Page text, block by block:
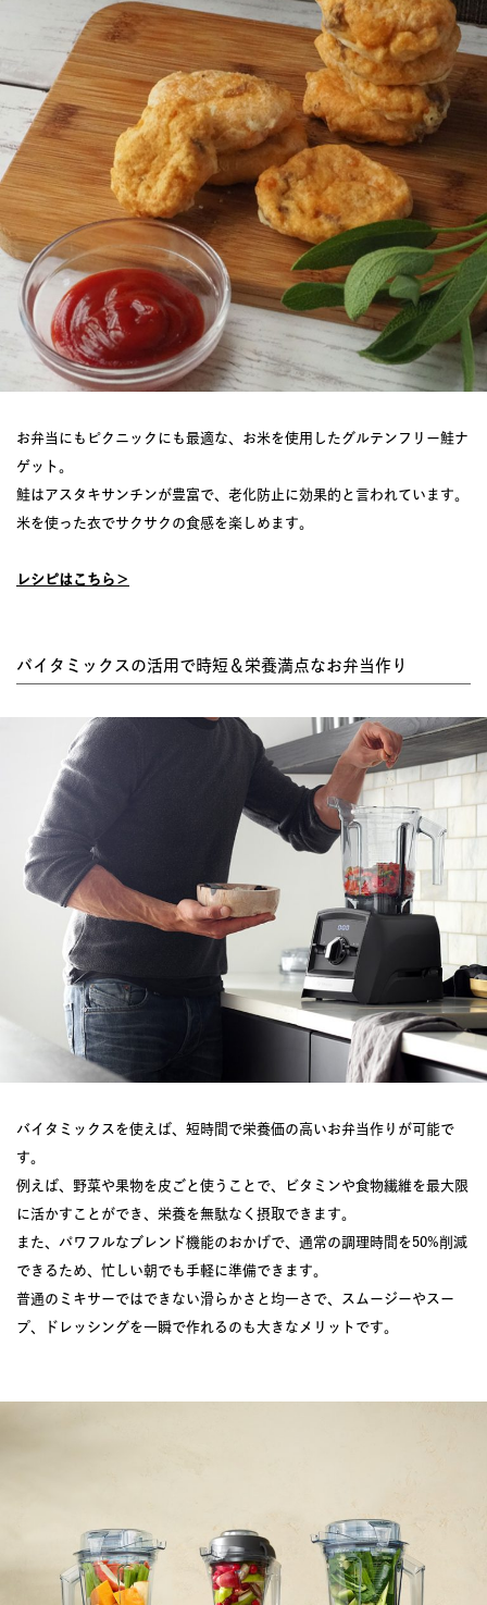
お弁当にもピクニックにも最適な、お米を使用したグルテンフリー鮭ナ
ゲット。
鮭はアスタキサンチンが豊富で、老化防止に効果的と言われています。
米を使った衣でサクサクの食感を楽しめます。
レシピはこちら＞
バイタミックスの活用で時短＆栄養満点なお弁当作り
バイタミックスを使えば、短時間で栄養価の高いお弁当作りが可能で
す。
例えば、野菜や果物を皮ごと使うことで、ビタミンや食物繊維を最大限
に活かすことができ、栄養を無駄なく摂取できます。
また、パワフルなブレンド機能のおかげで、通常の調理時間を50%削減
できるため、忙しい朝でも手軽に準備できます。
普通のミキサーではできない滑らかさと均一さで、スムージーやスー
プ、ドレッシングを一瞬で作れるのも大きなメリットです。